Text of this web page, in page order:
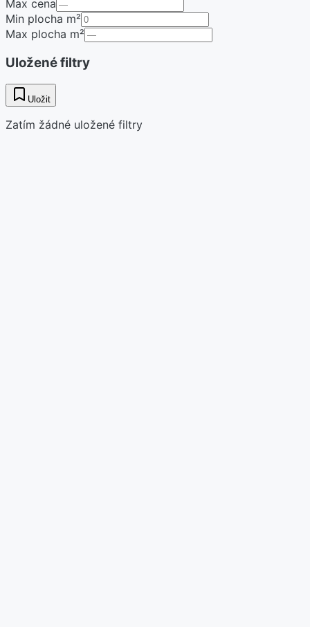
Max cena
Min plocha m²
Max plocha m²
Uložené filtry
Uložit
Zatím žádné uložené filtry